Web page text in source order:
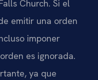
Church. Si el
emitir una orden
imponer
es ignorada.
ya que